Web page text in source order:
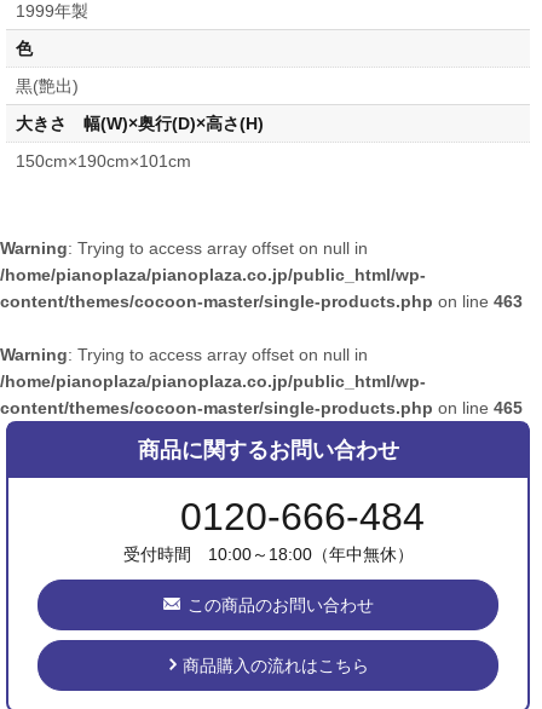
1999年製
色
黒(艶出)
大きさ 幅(W)×奥行(D)×高さ(H)
150cm×190cm×101cm
Warning: Trying to access array offset on null in
/home/pianoplaza/pianoplaza.co.jp/public_html/wp-
content/themes/cocoon-master/single-products.php on line 463
Warning: Trying to access array offset on null in
/home/pianoplaza/pianoplaza.co.jp/public_html/wp-
content/themes/cocoon-master/single-products.php on line 465
商品に関するお問い合わせ
0120-666-484
受付時間 10:00～18:00（年中無休）
この商品のお問い合わせ
商品購入の流れはこちら